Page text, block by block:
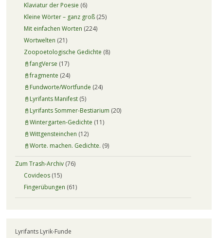
Klaviatur der Poesie (6)
Kleine Wörter – ganz groß(25)
Mit einfachen Worten (224)
Wortwelten (21)
Zoopoetologische Gedichte (8)
📓fangVerse (17)
📓fragmente (24)
📓Fundworte/Wortfunde (24)
📓Lyrifants Manifest(5)
📓Lyrifants Sommer-Bestiarium (20)
📓Wintergarten-Gedichte (11)
📓Wittgensteinchen (12)
📓Worte. machen. Gedichte. (9)
Zum Trash-Archiv(76)
Covideos(15)
Fingerübungen (61)
Lyrifants Lyrik-Funde